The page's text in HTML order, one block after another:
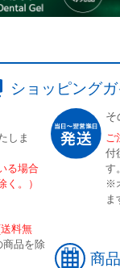
ショッピング
しま
る場合
。）
料無
品を除
そ
ご
付
す。
※
ま
商